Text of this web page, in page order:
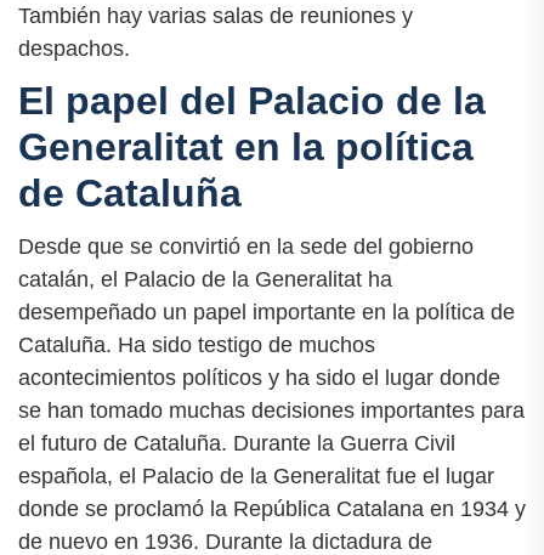
También hay varias salas de reuniones y
despachos.
El papel del Palacio de la
Generalitat en la política
de Cataluña
Desde que se convirtió en la sede del gobierno
catalán, el Palacio de la Generalitat ha
desempeñado un papel importante en la política de
Cataluña. Ha sido testigo de muchos
acontecimientos políticos y ha sido el lugar donde
se han tomado muchas decisiones importantes para
el futuro de Cataluña. Durante la Guerra Civil
española, el Palacio de la Generalitat fue el lugar
donde se proclamó la República Catalana en 1934 y
de nuevo en 1936. Durante la dictadura de